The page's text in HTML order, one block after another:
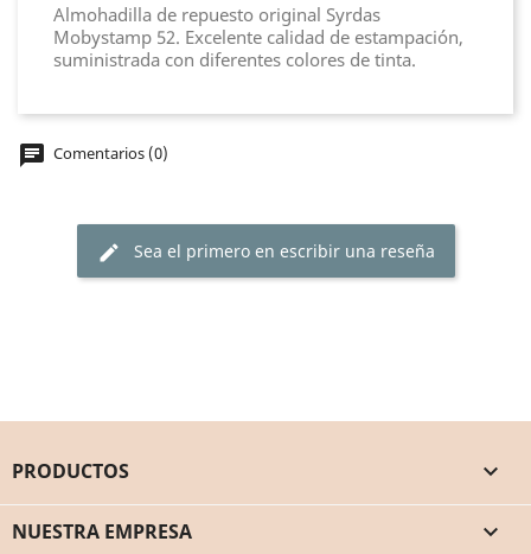
Almohadilla de repuesto original Syrdas
Mobystamp 52. Excelente calidad de estampación,
suministrada con diferentes colores de tinta.
chat Comentarios (0)
edit Sea el primero en escribir una reseña
PRODUCTOS 
NUESTRA EMPRESA 